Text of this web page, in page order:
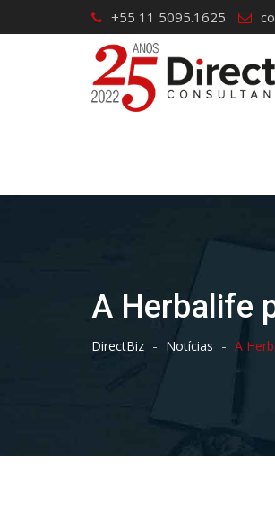
to
+55 11 5095.1625
A Herbalife
DirectBiz - Notícias - A